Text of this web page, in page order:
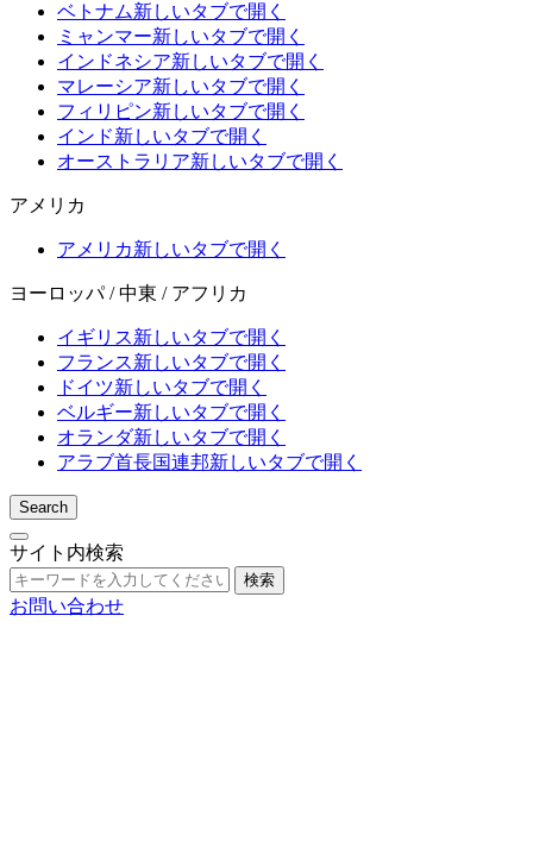
ベトナム新しいタブで開く
ミャンマー新しいタブで開く
インドネシア新しいタブで開く
マレーシア新しいタブで開く
フィリピン新しいタブで開く
インド新しいタブで開く
オーストラリア新しいタブで開く
アメリカ
アメリカ新しいタブで開く
ヨーロッパ / 中東 / アフリカ
イギリス新しいタブで開く
フランス新しいタブで開く
ドイツ新しいタブで開く
ベルギー新しいタブで開く
オランダ新しいタブで開く
アラブ首長国連邦新しいタブで開く
Search
サイト内検索
検索
お問い合わせ